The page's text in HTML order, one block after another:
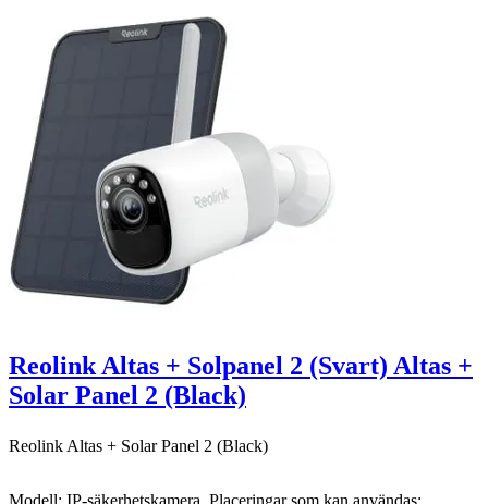
Reolink Altas + Solpanel 2 (Svart) Altas +
Solar Panel 2 (Black)
Reolink Altas + Solar Panel 2 (Black)
Modell: IP-säkerhetskamera, Placeringar som kan användas: